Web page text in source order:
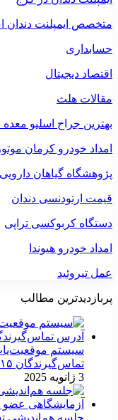
متخصص ایمپلنت دندان
حسابداری
اقتصاد دیجیتال
مقالات هلث
بهترین جراح اسلیو معده
امداد خودرو کرمان موتور
پژوهشگاه گیاهان دارویی
قیمت ارتودنسی دندان
دستگاه کربوکسی تراپی
امداد خودرو هیوندا
عمل تیروئید
پربازدیدترین مطالب
سیستم
تماس‌گیرندگان ۱۱۵
3 ژانویه 2025
جلسه هم‌اندیشی